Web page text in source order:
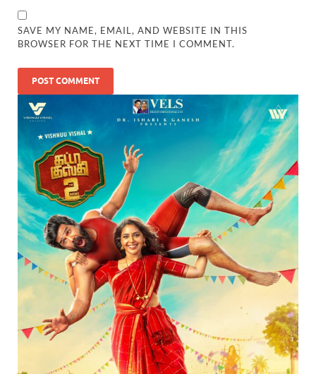
SAVE MY NAME, EMAIL, AND WEBSITE IN THIS
BROWSER FOR THE NEXT TIME I COMMENT.